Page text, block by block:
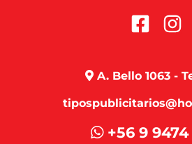
A. Bello 1063 -
+56 9 9474